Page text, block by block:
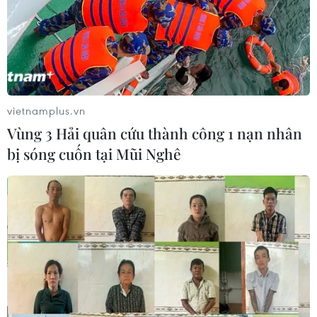
đang mong muốn gia nhập, trở thành thành viên của
Hiệp định Đối tác toàn diện và tiến bộ xuyên Thái Bình
Dương (CPTPP) mà Việt Nam là thành viên.
Xúc tiến thương mại: 'Bệ đỡ' nâng giá trị
vietnamplus.vn
Vùng 3 Hải quân cứu thành công 1 nạn nhân
bị sóng cuốn tại Mũi Nghê